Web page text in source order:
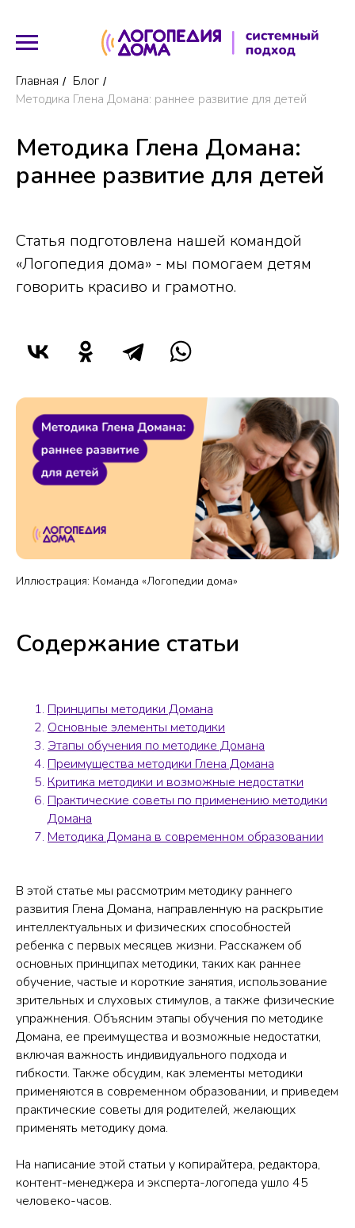
Главная / Блог /
Методика Глена Домана: раннее развитие для детей
Методика Глена Домана:
раннее развитие для детей
Статья подготовлена нашей командой
«Логопедия дома» - мы помогаем детям
говорить красиво и грамотно.
Иллюстрация: Команда «Логопедии дома»
Содержание статьи
Принципы методики Домана
Основные элементы методики
Этапы обучения по методике Домана
Преимущества методики Глена Домана
Критика методики и возможные недостатки
Практические советы по применению методики
Домана
Методика Домана в современном образовании
В этой статье мы рассмотрим методику раннего
развития Глена Домана, направленную на раскрытие
интеллектуальных и физических способностей
ребенка с первых месяцев жизни. Расскажем об
основных принципах методики, таких как раннее
обучение, частые и короткие занятия, использование
зрительных и слуховых стимулов, а также физические
упражнения. Объясним этапы обучения по методике
Домана, ее преимущества и возможные недостатки,
включая важность индивидуального подхода и
гибкости. Также обсудим, как элементы методики
применяются в современном образовании, и приведем
практические советы для родителей, желающих
применять методику дома.
На написание этой статьи у копирайтера, редактора,
контент-менеджера и эксперта-логопеда ушло 45
человеко-часов.